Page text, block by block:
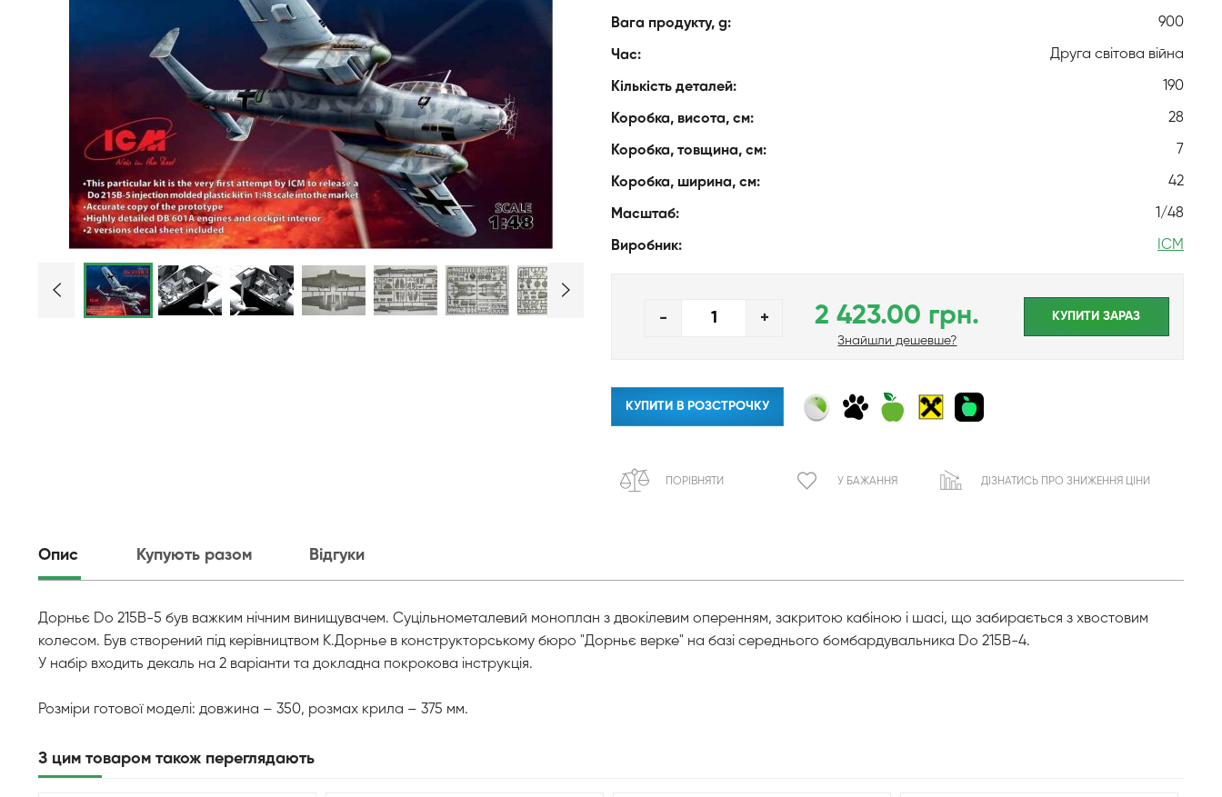
Вага продукту, g: 900
Час: Друга світова війна
Кількість деталей: 190
Коробка, висота, см: 28
Коробка, товщина, см: 7
Коробка, ширина, см: 42
Масштаб: 1/48
Виробник: ICM
- + 2 423.00 грн.
Знайшли дешевше?
КУПИТИ ЗАРАЗ
КУПИТИ В РОЗСТРОЧКУ
ПОРІВНЯТИ У БАЖАННЯ ДІЗНАТИСЬ ПРО ЗНИЖЕННЯ ЦІНИ
Опис Купують разом Відгуки
Дорньє Do 215B-5 був важким нічним винищувачем. Суцільнометалевий моноплан з двокілевим оперенням, закритою кабіною і шасі, що забирається з хвостовим
колесом. Був створений під керівництвом К.Дорнье в конструкторському бюро "Дорньє верке" на базі середнього бомбардувальника Do 215В-4.
У набір входить декаль на 2 варіанти та докладна покрокова інструкція.
Розміри готової моделі: довжина – 350, розмах крила – 375 мм.
З цим товаром також переглядають